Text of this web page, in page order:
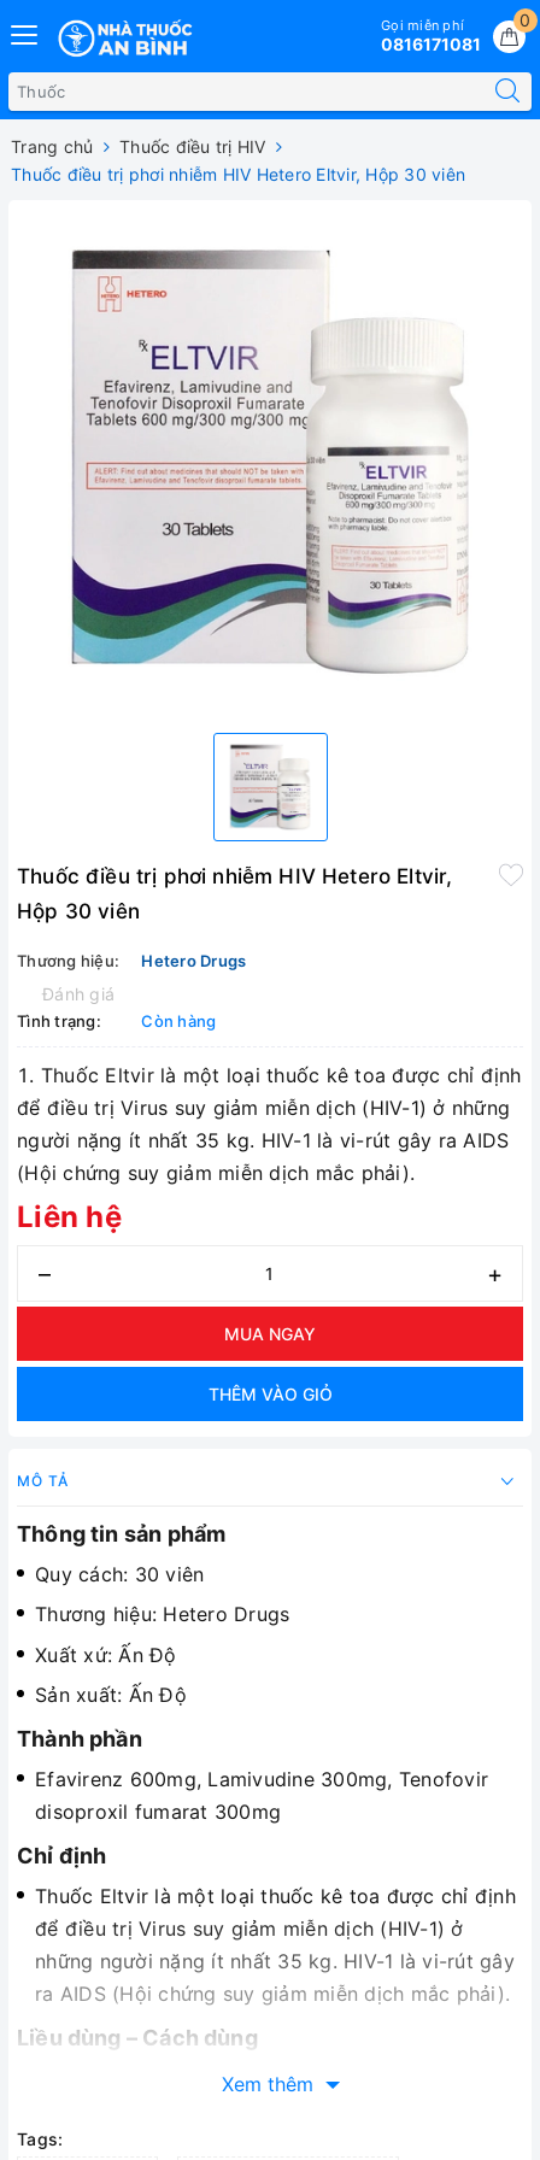
0
Gọi miễn phí
0816171081
Trang chủ
Thuốc điều trị HIV
Thuốc điều trị phơi nhiễm HIV Hetero Eltvir, Hộp 30 viên
Thuốc điều trị phơi nhiễm HIV Hetero Eltvir,
Hộp 30 viên
Thương hiệu: Hetero Drugs
Đánh giá
Tình trạng: Còn hàng
Thuốc Eltvir là một loại thuốc kê toa được chỉ định
để điều trị Virus suy giảm miễn dịch (HIV-1) ở những
người nặng ít nhất 35 kg. HIV-1 là vi-rút gây ra AIDS
(Hội chứng suy giảm miễn dịch mắc phải).
Liên hệ
– +
MUA NGAY
THÊM VÀO GIỎ
MÔ TẢ
Thông tin sản phẩm
Quy cách: 30 viên
Thương hiệu: Hetero Drugs
Xuất xứ: Ấn Độ
Sản xuất: Ấn Độ
Thành phần
Efavirenz 600mg, Lamivudine 300mg, Tenofovir
disoproxil fumarat 300mg
Chỉ định
Thuốc Eltvir là một loại thuốc kê toa được chỉ định
để điều trị Virus suy giảm miễn dịch (HIV-1) ở
những người nặng ít nhất 35 kg. HIV-1 là vi-rút gây
ra AIDS (Hội chứng suy giảm miễn dịch mắc phải).
Liều dùng – Cách dùng
Uống thuốc Eltvir đúng liều lượng như bác sĩ chỉ
Uống Eltvir 1 lần mỗi ngày, tốt nhất là vào giờ đi
Xem thêm
Tags: